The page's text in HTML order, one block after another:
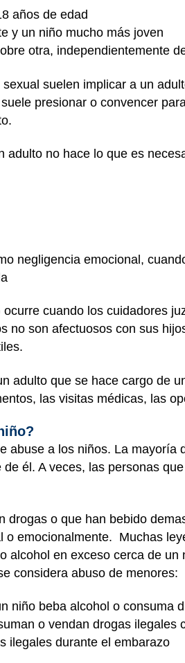
años de edad
y un niño mucho más joven
otra, independientemente
suelen implicar a un
presionar o convencer
adulto no hace lo que es
negligencia emocional,
ocurre cuando los cuidadores
no son afectuosos con sus
adulto que se hace cargo de
las visitas médicas, las
abuse a los niños. La
él. A veces, las personas
drogas o que han bebido
o emocionalmente. Muchas
alcohol en exceso cerca de
considera abuso de menores:
niño beba alcohol o consuma
o vendan drogas ilegales
ilegales durante el embarazo